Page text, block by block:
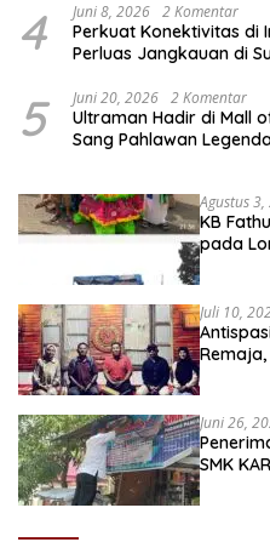
4 Juni 8, 2026 2 Komentar
Perkuat Konektivitas di
Perluas Jangkauan di
5 Juni 20, 2026 2 Komentar
Ultraman Hadir di Mall
Sang Pahlawan
Agustus
KB
pada
Juli 10,
Juni 26,
SMK